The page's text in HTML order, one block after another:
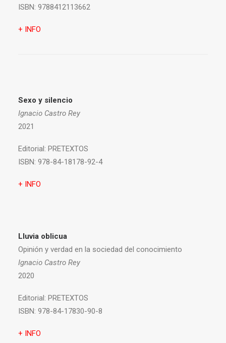
ISBN: 9788412113662
+ INFO
Sexo y silencio
Ignacio Castro Rey
2021
Editorial: PRETEXTOS
ISBN: 978-84-18178-92-4
+ INFO
Lluvia oblicua
Opinión y verdad en la sociedad del conocimiento
Ignacio Castro Rey
2020
Editorial: PRETEXTOS
ISBN: 978-84-17830-90-8
+ INFO